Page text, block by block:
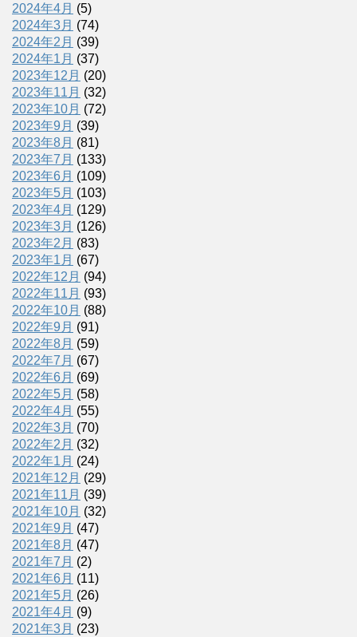
2024年4月 (5)
2024年3月 (74)
2024年2月 (39)
2024年1月 (37)
2023年12月 (20)
2023年11月 (32)
2023年10月 (72)
2023年9月 (39)
2023年8月 (81)
2023年7月 (133)
2023年6月 (109)
2023年5月 (103)
2023年4月 (129)
2023年3月 (126)
2023年2月 (83)
2023年1月 (67)
2022年12月 (94)
2022年11月 (93)
2022年10月 (88)
2022年9月 (91)
2022年8月 (59)
2022年7月 (67)
2022年6月 (69)
2022年5月 (58)
2022年4月 (55)
2022年3月 (70)
2022年2月 (32)
2022年1月 (24)
2021年12月 (29)
2021年11月 (39)
2021年10月 (32)
2021年9月 (47)
2021年8月 (47)
2021年7月 (2)
2021年6月 (11)
2021年5月 (26)
2021年4月 (9)
2021年3月 (23)